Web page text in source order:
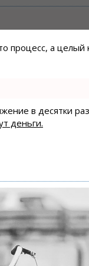
процесс, а
в десятки
деньги.